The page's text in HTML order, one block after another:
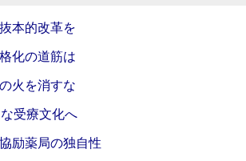
本的改革を
化の道筋は
火を消すな
受療文化へ
励薬局の独自性